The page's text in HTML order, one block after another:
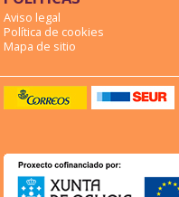
Aviso legal
Política de cookies
Mapa de sitio